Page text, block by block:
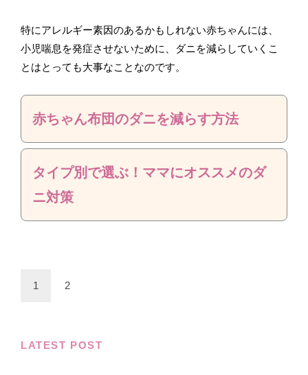
特にアレルギー素因のあるかもしれない赤ちゃんには、
小児喘息を発症させないために、ダニを減らしていくこ
とはとっても大事なことなのです。
赤ちゃん布団のダニを減らす方法
タイプ別で選ぶ！ママにオススメのダ
ニ対策
1 2
LATEST POST